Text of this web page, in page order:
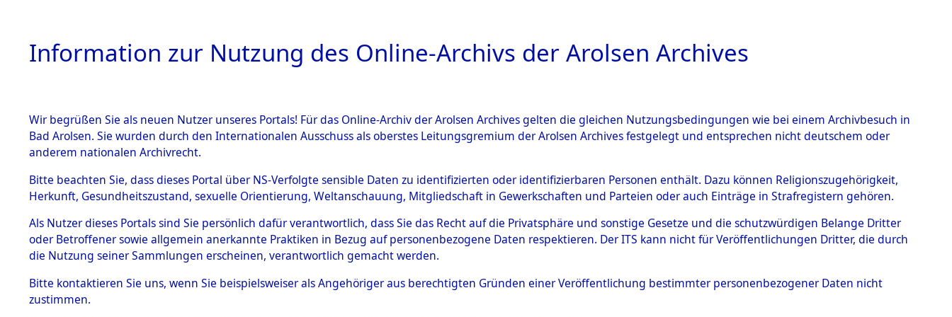
HOME BESTANDSBESCHREIBUNG ARCHIVALE ÜBERSICHT BILD
BESTÄNDE
Inhaftierungsdoku
mente
5. Verschiedenes
Todesmärsche
5.3.1 Alliierte
Ermittlungen zu den Orten Laaber - Löwenstein→0001
(84599329)→0069 (84599399)
0069 (84599399)
Information zur Nutzung des Online-Archivs der Arolsen Archives
Wir begrüßen Sie als neuen Nutzer unseres Portals! Für das Online-Archiv der Arolsen Archives gelten die gleichen Nutzungsbedingungen wie bei einem Archivbesuch in
Bad Arolsen. Sie wurden durch den Internationalen Ausschuss als oberstes Leitungsgremium der Arolsen Archives festgelegt und entsprechen nicht deutschem oder
anderem nationalen Archivrecht.
Bitte beachten Sie, dass dieses Portal über NS-Verfolgte sensible Daten zu identifizierten oder identifizierbaren Personen enthält. Dazu können Religionszugehörigkeit,
Herkunft, Gesundheitszustand, sexuelle Orientierung, Weltanschauung, Mitgliedschaft in Gewerkschaften und Parteien oder auch Einträge in Strafregistern gehören.
Als Nutzer dieses Portals sind Sie persönlich dafür verantwortlich, dass Sie das Recht auf die Privatsphäre und sonstige Gesetze und die schutzwürdigen Belange Dritter
oder Betroffener sowie allgemein anerkannte Praktiken in Bezug auf personenbezogene Daten respektieren. Der ITS kann nicht für Veröffentlichungen Dritter, die durch
die Nutzung seiner Sammlungen erscheinen, verantwortlich gemacht werden.
Bitte kontaktieren Sie uns, wenn Sie beispielsweiser als Angehöriger aus berechtigten Gründen einer Veröffentlichung bestimmter personenbezogener Daten nicht
zustimmen.